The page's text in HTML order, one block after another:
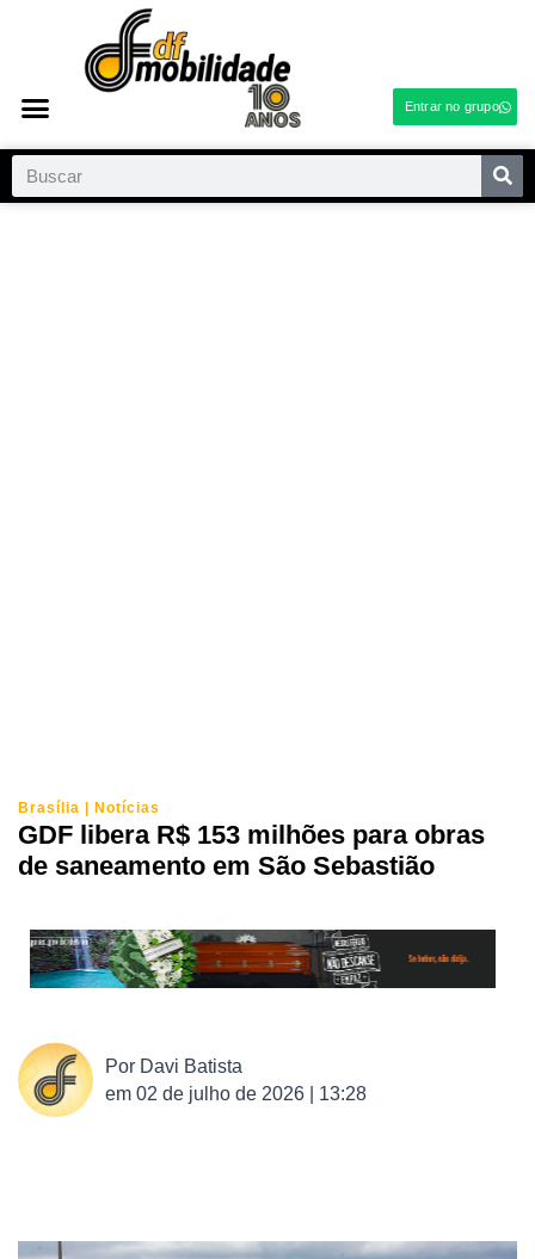
Entrar no grupo
Brasília | Notícias
GDF libera R$ 153 milhões para obras
de saneamento em São Sebastião
Por Davi Batista
em 02 de julho de 2026 | 13:28